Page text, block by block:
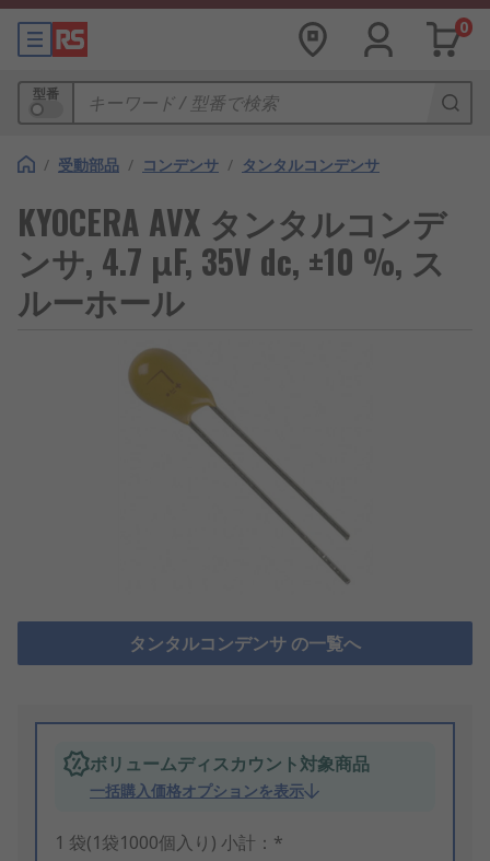
0
型番
/ 受動部品 / コンデンサ / タンタルコンデンサ
KYOCERA AVX タンタルコンデ
ンサ, 4.7 μF, 35V dc, ±10 %, ス
ルーホール
タンタルコンデンサ の一覧へ
ボリュームディスカウント対象商品
一括購入価格オプションを表示
1 袋(1袋1000個入り) 小計：*